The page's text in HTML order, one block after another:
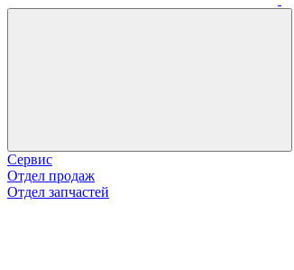
Сервис
Отдел продаж
Отдел запчастей